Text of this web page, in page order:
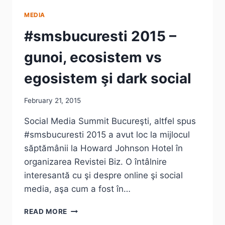
MEDIA
#smsbucuresti 2015 –
gunoi, ecosistem vs
egosistem şi dark social
February 21, 2015
Social Media Summit Bucureşti, altfel spus
#smsbucuresti 2015 a avut loc la mijlocul
săptămânii la Howard Johnson Hotel în
organizarea Revistei Biz. O întâlnire
interesantă cu şi despre online şi social
media, aşa cum a fost în…
READ MORE #SMSBUCURESTI